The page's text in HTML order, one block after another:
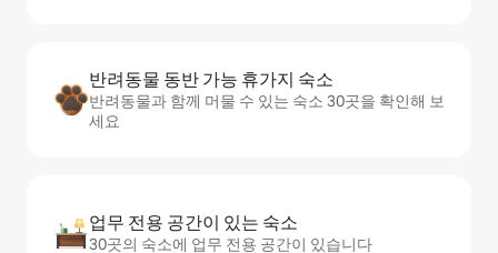
반려동물 동반 가능 휴가지 숙소
반려동물과 함께 머물 수 있는 숙소 30곳을 확인해 보
세요
업무 전용 공간이 있는 숙소
30곳의 숙소에 업무 전용 공간이 있습니다